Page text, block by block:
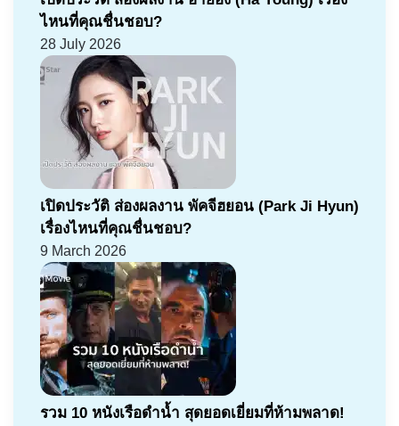
ไหนที่คุณชื่นชอบ?
28 July 2026
เปิดประวัติ ส่องผลงาน พัคจีฮยอน (Park Ji Hyun)
เรื่องไหนที่คุณชื่นชอบ?
9 March 2026
รวม 10 หนังเรือดำน้ำ สุดยอดเยี่ยมที่ห้ามพลาด!